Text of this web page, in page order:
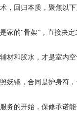
，回归本质，聚焦以
家的“骨架”，直接决
材和胶水，才是室内
照妖镜，合同是护身符
务的开始，保修承诺